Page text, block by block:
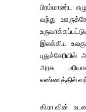
பிரம்மாண்ட
வந்து
இலக்கிய
அரசு
எண்ணத்தில்
கி.ரா.வின்